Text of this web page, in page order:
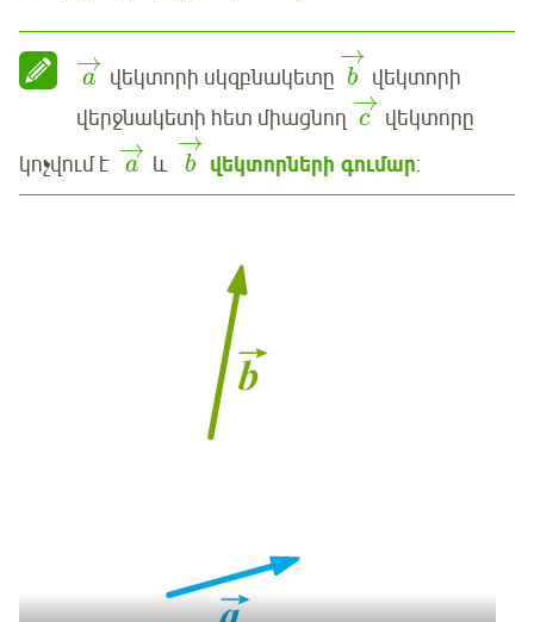
a
→
վեկտորի սկզբնակետը b
→
վեկտորի
վերջնակետի հետ միացնող c
→
վեկտորը
կոչվում է
a
→
և b
→
վեկտորների գումար: